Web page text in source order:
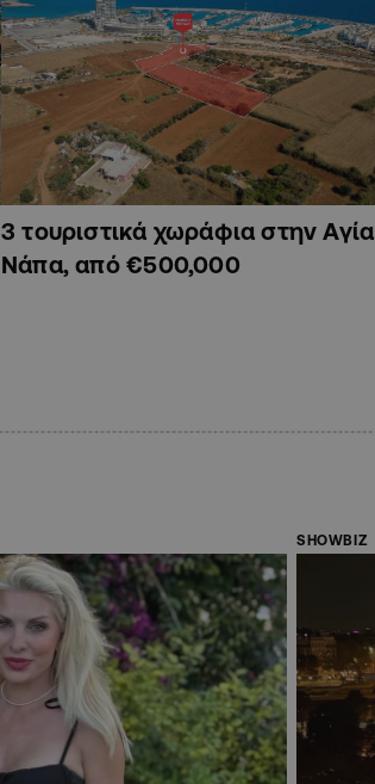
3 τουριστικά χωράφια στην Αγία
Νάπα, από €500,000
SHOWBIZ